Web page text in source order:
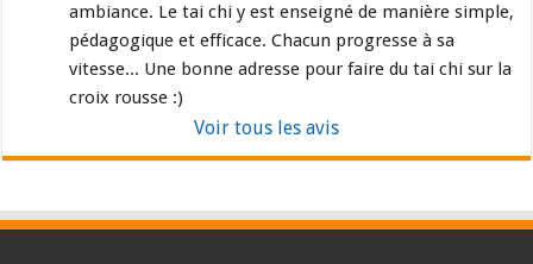
ambiance. Le tai chi y est enseigné de manière simple,
pédagogique et efficace. Chacun progresse à sa
vitesse... Une bonne adresse pour faire du tai chi sur la
croix rousse :)
Voir tous les avis